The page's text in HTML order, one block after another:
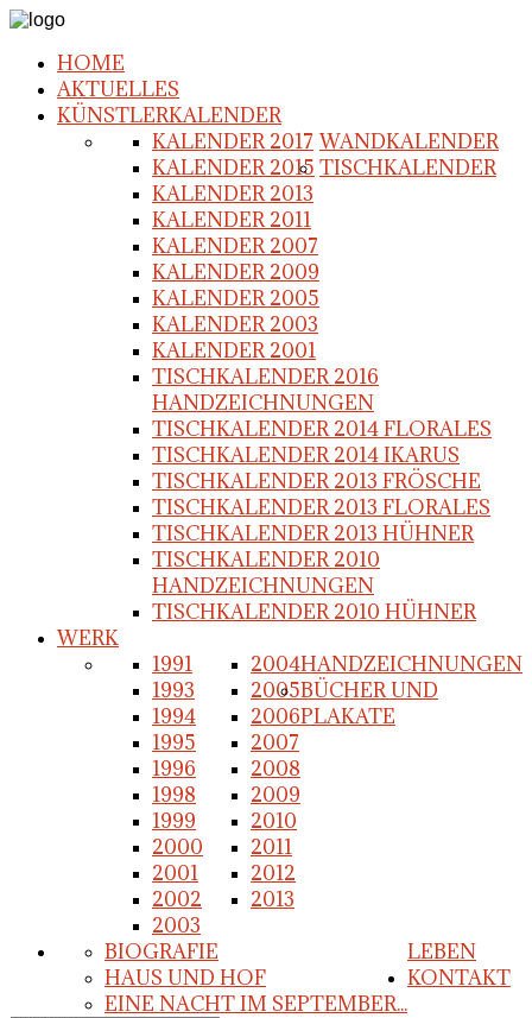
HOME
AKTUELLES
KÜNSTLERKALENDER
WANDKALENDER
KALENDER 2017
KALENDER 2015
KALENDER 2013
KALENDER 2011
KALENDER 2007
KALENDER 2009
KALENDER 2005
KALENDER 2003
KALENDER 2001
TISCHKALENDER
TISCHKALENDER 2016
HANDZEICHNUNGEN
TISCHKALENDER 2014 FLORALES
TISCHKALENDER 2014 IKARUS
TISCHKALENDER 2013 FRÖSCHE
TISCHKALENDER 2013 FLORALES
TISCHKALENDER 2013 HÜHNER
TISCHKALENDER 2010
HANDZEICHNUNGEN
TISCHKALENDER 2010 HÜHNER
WERK
HANDZEICHNUNGEN
1991
1993
1994
1995
1996
1998
1999
2000
2001
2002
2003
2004
2005
2006
2007
2008
2009
2010
2011
2012
2013
BÜCHER UND
PLAKATE
LEBEN
BIOGRAFIE
HAUS UND HOF
EINE NACHT IM SEPTEMBER...
KONTAKT